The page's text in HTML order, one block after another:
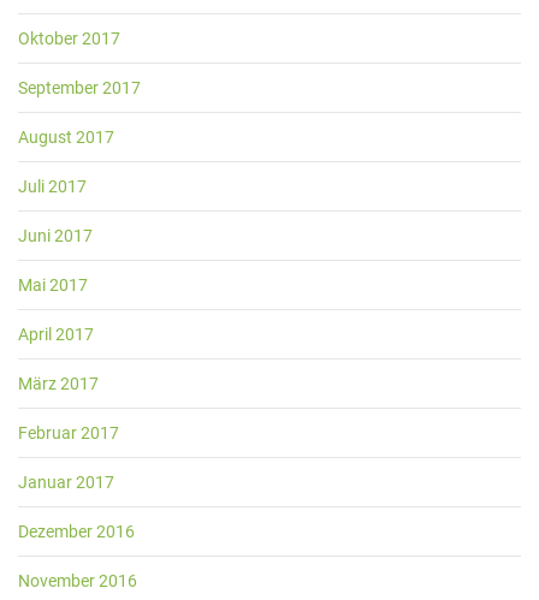
Oktober 2017
September 2017
August 2017
Juli 2017
Juni 2017
Mai 2017
April 2017
März 2017
Februar 2017
Januar 2017
Dezember 2016
November 2016